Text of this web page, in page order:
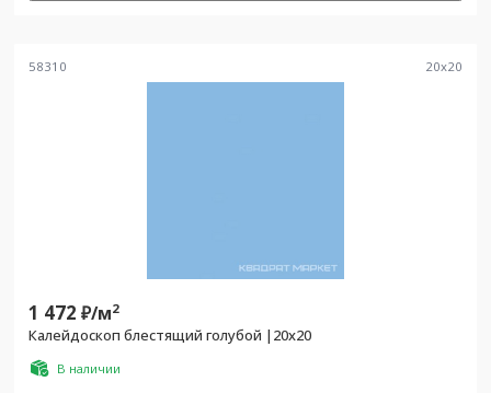
58310 20x20
1 472 ₽/м2
Калейдоскоп блестящий голубой |20x20
В наличии